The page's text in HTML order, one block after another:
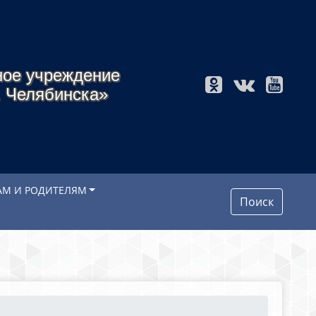
учреждение
И РОДИТЕЛЯМ
Поиск